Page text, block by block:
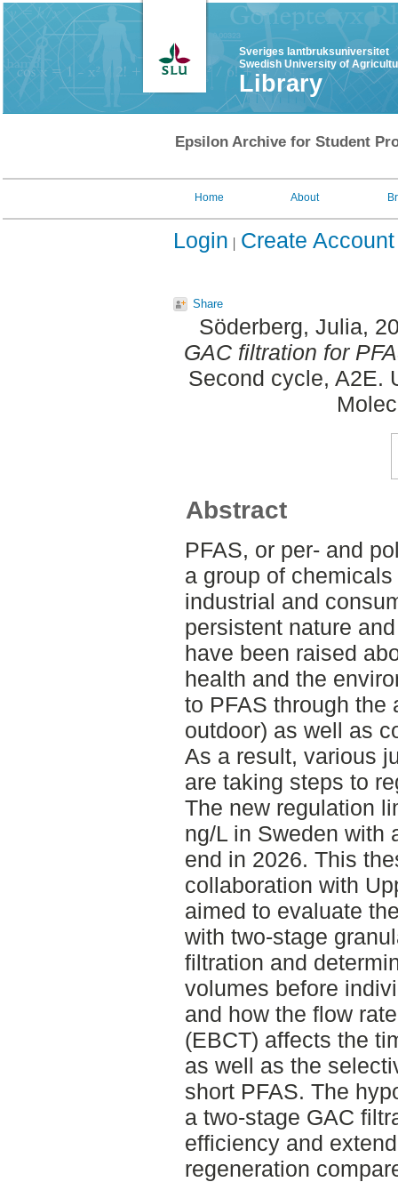
Sveriges lantbruksuniversitet
Swedish University of
Library
Epsilon Archive for Student
Home About
Login Create Account
Share
Söderberg, Julia,
GAC filtration for
Second cycle, A2E.
Abstract
PFAS, or per- and
a group of
industrial and
persistent nature
have been raised
health and the
to PFAS through the
outdoor) as well as
As a result, various
are taking steps to
The new regulation
ng/L in Sweden with
end in 2026. This
collaboration with
aimed to evaluate
with two-stage
filtration and
volumes before
and how the flow
(EBCT) affects the
as well as the
short PFAS. The
a two-stage GAC
efficiency and
regeneration